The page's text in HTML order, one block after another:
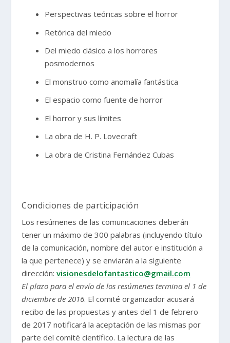
Perspectivas teóricas sobre el horror
Retórica del miedo
Del miedo clásico a los horrores
posmodernos
El monstruo como anomalía fantástica
El espacio como fuente de horror
El horror y sus límites
La obra de H. P. Lovecraft
La obra de Cristina Fernández Cubas
Condiciones de participación
Los resúmenes de las comunicaciones deberán
tener un máximo de 300 palabras (incluyendo título
de la comunicación, nombre del autor e institución a
la que pertenece) y se enviarán a la siguiente
dirección:visionesdelofantastico@gmail.com
El plazo para el envío de los resúmenes termina el 1 de
diciembre de 2016. El comité organizador acusará
recibo de las propuestas y antes del 1 de febrero
de 2017 notificará la aceptación de las mismas por
parte del comité científico. La lectura de las